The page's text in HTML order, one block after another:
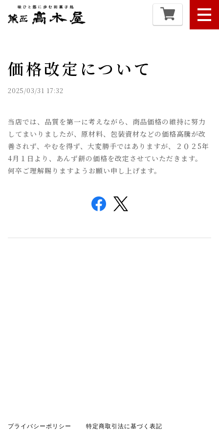
価格改定について
2025/03/31 17:32
当店では、品質を第一に考えながら、商品価格の維持に努力
してまいりましたが、原材料、包装資材などの価格高騰が改
善されず、やむを得ず、大変勝手ではありますが、２０２5年
4月１日より、あんず餅の価格を改定させていただきます。
何卒ご理解賜りますようお願い申し上げます。
プライバシーポリシー 特定商取引法に基づく表記